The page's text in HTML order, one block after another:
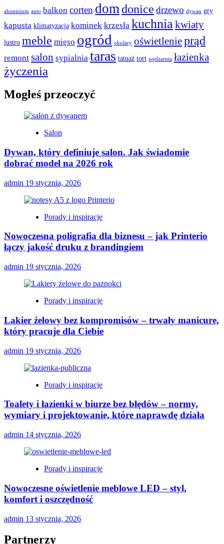
aluminium auto balkon corten dom donice drzewo dywan gry
kapusta klimatyzacja kominek krzesła kuchnia kwiaty
lustro meble mięso ogród okulary oświetlenieprąd
remont salon sypialnia taras tatuaż tort wędzarnia łazienka
życzenia
Mogłeś przeoczyć
Salon
Dywan, który definiuje salon. Jak świadomie
dobrać model na 2026 rok
admin 19 stycznia, 2026
Porady i inspiracje
Nowoczesna poligrafia dla biznesu – jak Printerio
łączy jakość druku z brandingiem
admin 19 stycznia, 2026
Porady i inspiracje
Lakier żelowy bez kompromisów – trwały manicure,
który pracuje dla Ciebie
admin 19 stycznia, 2026
Porady i inspiracje
Toalety i łazienki w biurze bez błędów – normy,
wymiary i projektowanie, które naprawdę działa
admin 14 stycznia, 2026
Porady i inspiracje
Nowoczesne oświetlenie meblowe LED – styl,
komfort i oszczędność
admin 13 stycznia, 2026
Partnerzy